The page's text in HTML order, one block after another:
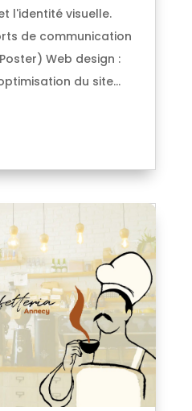
l'identité visuelle.
de communication
Web design :
du site...